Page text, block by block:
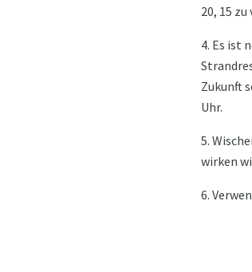
20, 15
4. Es ist
Zukunft
Uhr.
5.
wirken
6.